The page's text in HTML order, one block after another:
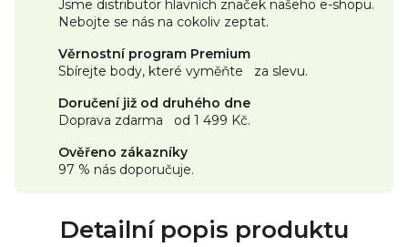
(Rosemary) LeafExtract, *Flavour (Aroma).Jak recyklovat
PROČ:Obaly jsou z biologicky rozložitelných
kartonových obalů pro snížení plastového odpadu.
JAK RECYKLOVAT:
KROK 1:Co nejvíce vysuňte obsah tuby pomocí PUSH-UP
aplikátoru.
na obalu.
KROK 3:Celé balení/tubu vhoďte do BIOodpadu nebo
KROK 4:Případně tubu zrecyklujte vhozením do vhodného
kontejneru na tříděný odpad.
Jsme distributor hlavních značek našeho e-shopu.
Nebojte se nás na cokoliv zeptat.
Věrnostní program Premium
Sbírejte body, které vyměňte za slevu.
Doručení již od druhého dne
Doprava zdarma od 1 499 Kč.
Ověřeno zákazníky
97 % nás doporučuje.
Detailní popis produktu